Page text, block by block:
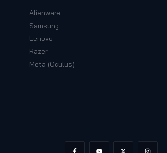
Alienware
Samsung
Lenovo
Razer
Meta (Oculus)